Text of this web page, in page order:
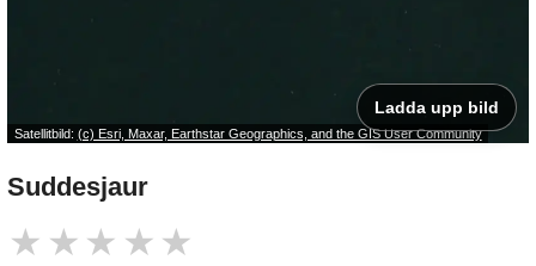
Satellitbild: (c) Esri, Maxar, Earthstar Geographics, and the GIS User Community
Ladda upp bild
Suddesjaur
★ ★ ★ ★ ★